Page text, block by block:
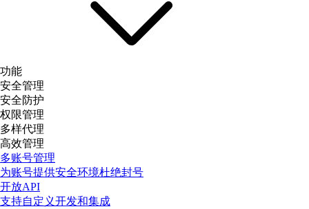
功能
安全管理
安全防护
权限管理
多样代理
高效管理
多账号管理
为账号提供安全环境杜绝封号
开放API
支持自定义开发和集成